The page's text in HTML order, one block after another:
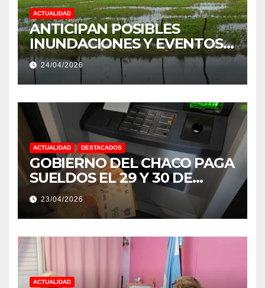
ACTUALIDAD
ANTICIPAN POSIBLES
INUNDACIONES Y EVENTOS
EXTREMOS: “PODRÍA SER UN
NIÑO MUY IMPORTANTE”
24/04/2026
ACTUALIDAD DESTACADOS
GOBIERNO DEL CHACO PAGA
SUELDOS EL 29 Y 30 DE
ABRIL, CON EL 2% DE
AUMENTO
23/04/2026
ACTUALIDAD